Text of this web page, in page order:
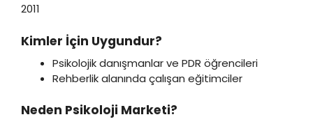
2011
Kimler İçin Uygundur?
Psikolojik danışmanlar ve PDR öğrencileri
Rehberlik alanında çalışan eğitimciler
Neden Psikoloji Marketi?